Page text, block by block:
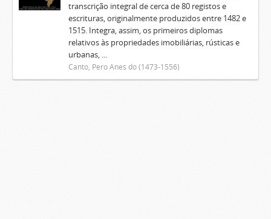
transcrição integral de cerca de 80 registos e
escrituras, originalmente produzidos entre 1482 e
1515. Integra, assim, os primeiros diplomas
relativos às propriedades imobiliárias, rústicas e
urbanas, ...
Canto, Pero Anes do (1473-1556)